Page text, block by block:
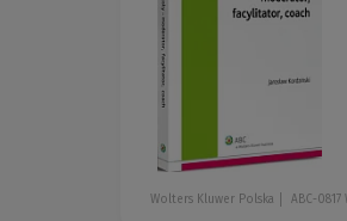
Wolters Kluwer Polska ABC-0817